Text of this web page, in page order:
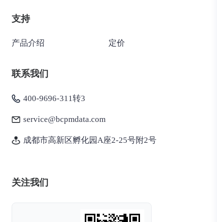
支持
产品介绍 定价
联系我们
400-9696-311转3
service@bcpmdata.com
成都市高新区孵化园A座2-25号附2号
关注我们